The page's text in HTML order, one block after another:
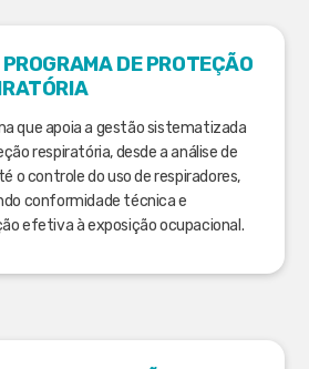
DE PROTEÇÃO
que apoia a gestão sistematizada
respiratória, desde a análise de
o controle do uso de respiradores,
conformidade técnica e
efetiva à exposição ocupacional.